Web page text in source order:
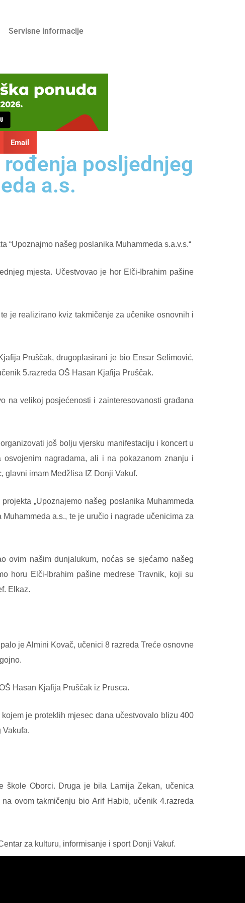
Servisne informacije
Email
posljednjeg
a.s.
“Upoznajmo našeg poslanika Muhammeda s.a.v.s.“
mjesta. Učestvovao je hor Elči-Ibrahim pašine
je realizirano kviz takmičenje za učenike osnovnih i
Pruščak, drugoplasirani je bio Ensar Selimović,
5.razreda OŠ Hasan Kjafija Pruščak.
na velikoj posjećenosti i zainteresovanosti građana
još bolju vjersku manifestaciju i koncert u
nagradama, ali i na pokazanom znanju i
glavni imam Medžlisa IZ Donji Vakuf.
„Upoznajemo našeg poslanika Muhammeda
a.s., te je uručio i nagrade učenicima za
ovim našim dunjalukum, noćas se sjećamo našeg
horu Elči-Ibrahim pašine medrese Travnik, koji su
Elkaz.
je Almini Kovač, učenici 8 razreda Treće osnovne
Hasan Kjafija Pruščak iz Prusca.
je proteklih mjesec dana učestvovalo blizu 400
Vakufa.
škole Oborci. Druga je bila Lamija Zekan, učenica
ovom takmičenju bio Arif Habib, učenik 4.razreda
za kulturu, informisanje i sport Donji Vakuf.